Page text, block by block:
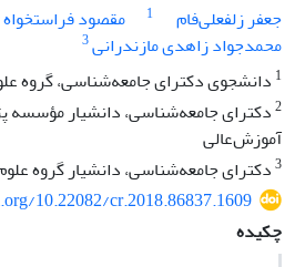
جعفر زلفعلی‌فام
1 مقصود فراستخواه
محمدجواد زاهدی مازندرانی3
1 دانشجوی دکترای جامعه‌شناسی، گروه
2دکترای جامعه‌شناسی، دانشیار مؤسسه
آموزش‌عالی
3دکترای جامعه‌شناسی، دانشیار گروه
10.22082/cr.2018.86837.1609
چکیده